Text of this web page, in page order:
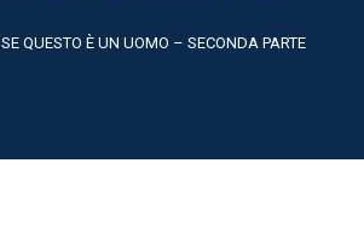
SE QUESTO È UN UOMO – SECONDA PARTE